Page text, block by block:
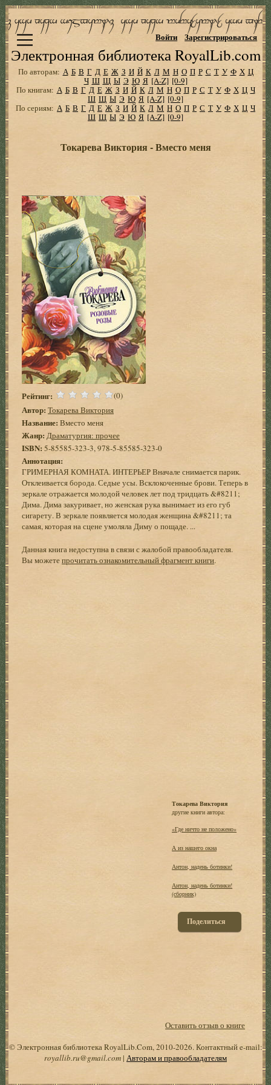
Электронная библиотека RoyalLib.com
Войти Зарегистрироваться
По авторам: А Б В Г Д Е Ж З И Й К Л М Н О П Р С Т У Ф Х Ц
Ч Ш Щ Ы Э Ю Я [A-Z] [0-9]
По книгам: А Б В Г Д Е Ж З И Й К Л М Н О П Р С Т У Ф Х Ц Ч
Ш Щ Ы Э Ю Я [A-Z] [0-9]
По сериям: А Б В Г Д Е Ж З И Й К Л М Н О П Р С Т У Ф Х Ц Ч
Ш Щ Ы Э Ю Я [A-Z] [0-9]
Токарева Виктория - Вместо меня
Рейтинг: (0)
Автор: Токарева Виктория
Название: Вместо меня
Жанр: Драматургия: прочее
ISBN: 5-85585-323-3, 978-5-85585-323-0
Аннотация:
ГРИМЕРНАЯ КОМНАТА. ИНТЕРЬЕР Вначале снимается парик.
Отклеивается борода. Седые усы. Всклокоченные брови. Теперь в
зеркале отражается молодой человек лет под тридцать &#8211;
Дима. Дима закуривает, но женская рука вынимает из его губ
сигарету. В зеркале появляется молодая женщина &#8211; та
самая, которая на сцене умоляла Диму о пощаде. ...
Данная книга недоступна в связи с жалобой правообладателя.
Вы можетепрочитать ознакомительный фрагмент книги.
Токарева Виктория
другие книги автора:
«Где ничто не положено»
А из нашего окна
Антон, надень ботинки!
Антон, надень ботинки!
(сборник)
Поделиться
Оставить отзыв о книге
© Электронная библиотека RoyalLib.Com, 2010-2026. Контактный e-mail:
royallib.ru@gmail.com| Авторам и правообладателям